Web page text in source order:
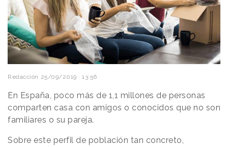
Redacción 25/09/2019 · 13:56
En España, poco más de 1,1 millones de personas
comparten casa con amigos o conocidos que no son
familiares o su pareja.
Sobre este perfil de población tan concreto,